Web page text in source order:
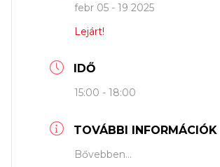
febr 05 - 19 2025
Lejárt!
IDŐ
15:00 - 18:00
TOVÁBBI INFORMÁCIÓK
Bővebben...